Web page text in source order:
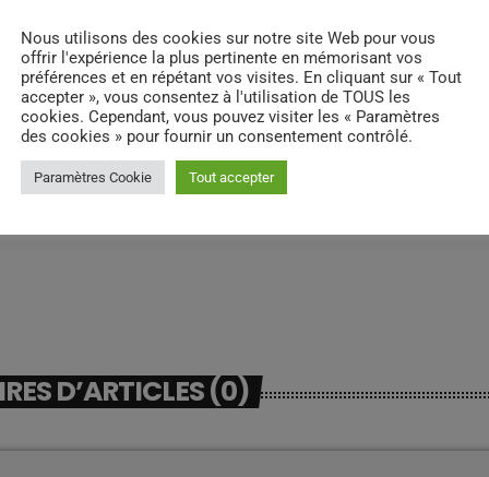
D’ARTICLES (0)
Nous utilisons des cookies sur notre site Web pour vous
offrir l'expérience la plus pertinente en mémorisant vos
préférences et en répétant vos visites. En cliquant sur « Tout
accepter », vous consentez à l'utilisation de TOUS les
cookies. Cependant, vous pouvez visiter les « Paramètres
des cookies » pour fournir un consentement contrôlé.
Paramètres Cookie Tout accepter